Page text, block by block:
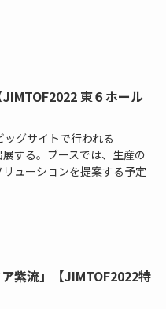
東６ホール
グサイトで行われる
する。ブースでは、生産の
ューションを提案する予定
紫流」【JIMTOF2022特